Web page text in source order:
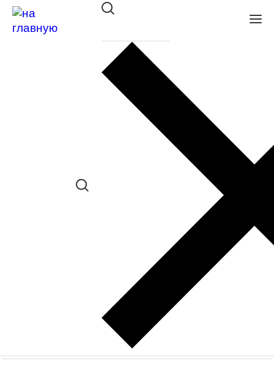
Оправа BALLET CLASSIC
в наличии (Больше 5 шт.) *наличие
товара в конкретном салоне
необходимо уточнять отдельно
Заказать примерку
Закажите понравившуюся модель
в ближайший салон “Оптик-Экспресс”.
*Доступно для Республики